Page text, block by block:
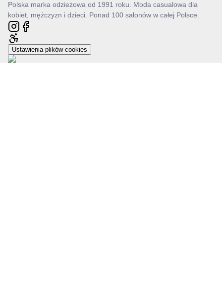
Polska marka odzieżowa od 1991 roku. Moda casualowa dla
kobiet, mężczyzn i dzieci. Ponad 100 salonów w całej Polsce.
Ustawienia plików cookies